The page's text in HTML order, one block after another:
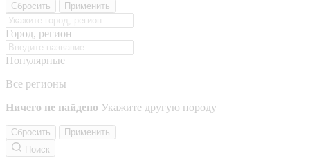
Сбросить Применить
Город, регион
Популярные
Все регионы
Ничего не найдено Укажите другую породу
Сбросить
Применить
Поиск